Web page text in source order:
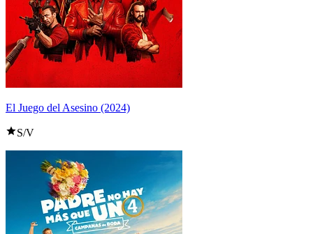
El Juego del Asesino (2024)
S/V